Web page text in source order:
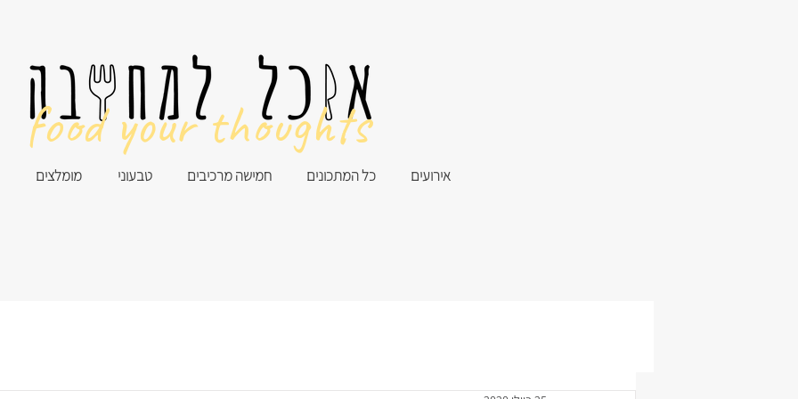
מומלצים טבעוני חמישה מרכיבים כל המתכונים אירועים
food your thoughts